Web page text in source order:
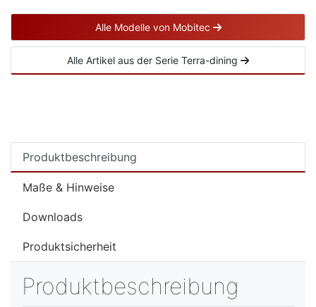
Alle Modelle von Mobitec
Alle Artikel aus der Serie Terra-dining
Produktbeschreibung
Maße & Hinweise
Downloads
Produktsicherheit
Produktbeschreibung